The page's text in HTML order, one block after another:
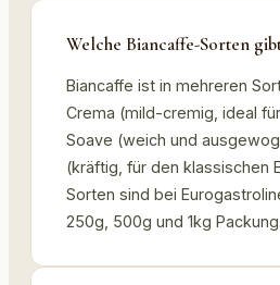
Welche Biancaffe-Sorten
Biancaffe ist in mehreren
Crema (mild-cremig, ideal
Soave (weich und
(kräftig, für den klassischen
Sorten sind bei
250g, 500g und 1kg Packung.